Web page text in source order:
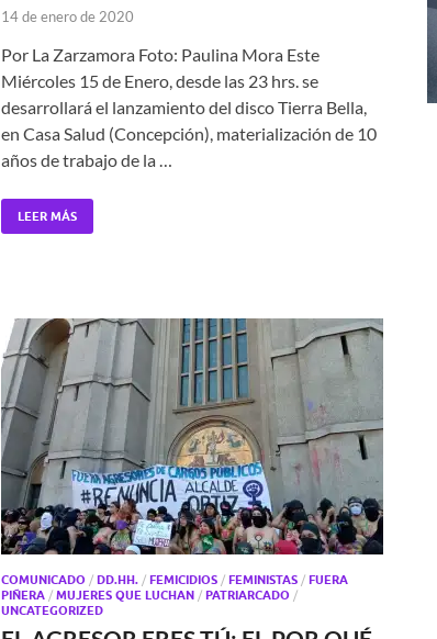
14 de enero de 2020
Por La Zarzamora Foto: Paulina Mora Este
Miércoles 15 de Enero, desde las 23 hrs. se
desarrollará el lanzamiento del disco Tierra Bella,
en Casa Salud (Concepción), materialización de 10
años de trabajo de la …
LEER MÁS
COMUNICADO / DD.HH. / FEMICIDIOS / FEMINISTAS / FUERA
PIÑERA / MUJERES QUE LUCHAN / PATRIARCADO /
UNCATEGORIZED